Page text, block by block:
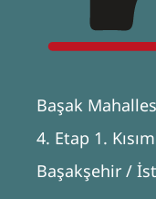
Başak
4. Etap 1.
Başakşehir /